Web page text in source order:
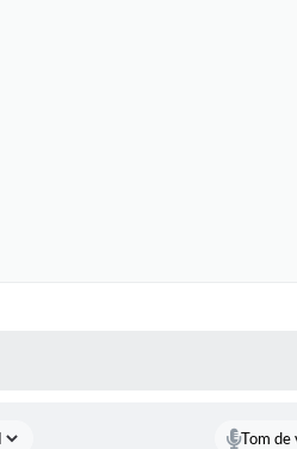
Tom de